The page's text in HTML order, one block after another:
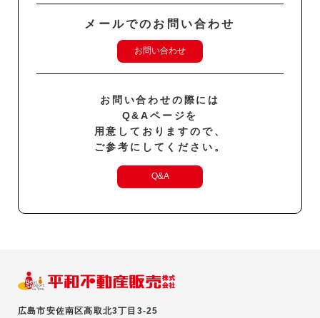
メールでのお問い合わせ
お問い合わせ
お問い合わせの際には
Q&Aページを
用意しておりますので、
ご参考にしてください。
Q&A
広島市安佐南区高取北3丁目3-25